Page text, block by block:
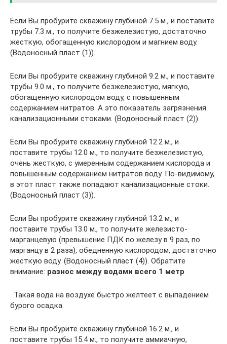
Если Вы пробурите скважину глубиной 7.5 м., и поставите
трубы 7.3 м., то получите безжелезистую, достаточно
жесткую, обогащенную кислородом и магнием воду.
(Водоносный пласт (1)).
Если Вы пробурите скважину глубиной 9.2 м., и поставите
трубы 9.0 м., то получите безжелезистую, мягкую,
обогащенную кислородом воду, с повышенным
содержанием нитратов. А это показатель загрязнения
канализационными стоками. (Водоносный пласт (2)).
Если Вы пробурите скважину глубиной 12.2 м., и
поставите трубы 12.0 м., то получите безжелезистую,
очень жесткую, с умеренным содержанием кислорода и
повышенным содержанием нитратов воду. По-видимому,
в этот пласт также попадают канализационные стоки.
(Водоносный пласт (3)).
Если Вы пробурите скважину глубиной 13.2 м., и
поставите трубы 13.0 м., то получите железисто-
марганцевую (превышение ПДК по железу в 9 раз, по
марганцу в 2 раза), обедненную кислородом, достаточно
жесткую воду. (Водоносный пласт (4)). Обратите
внимание: разнос между водами всего 1 метр
. Такая вода на воздухе быстро желтеет с выпадением
бурого осадка.
Если Вы пробурите скважину глубиной 16.2 м., и
поставите трубы 15.4 м., то получите аммиачную,